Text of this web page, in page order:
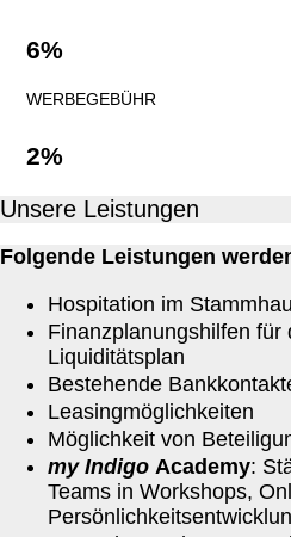
6%
WERBEGEBÜHR
2%
Unsere Leistungen
Folgende Leistungen
Hospitation im
Finanzplanungshilfen für
Liquiditätsplan
Bestehende
Leasingmöglichkeiten
Möglichkeit von
my Indigo Academy:
Teams in Workshops,